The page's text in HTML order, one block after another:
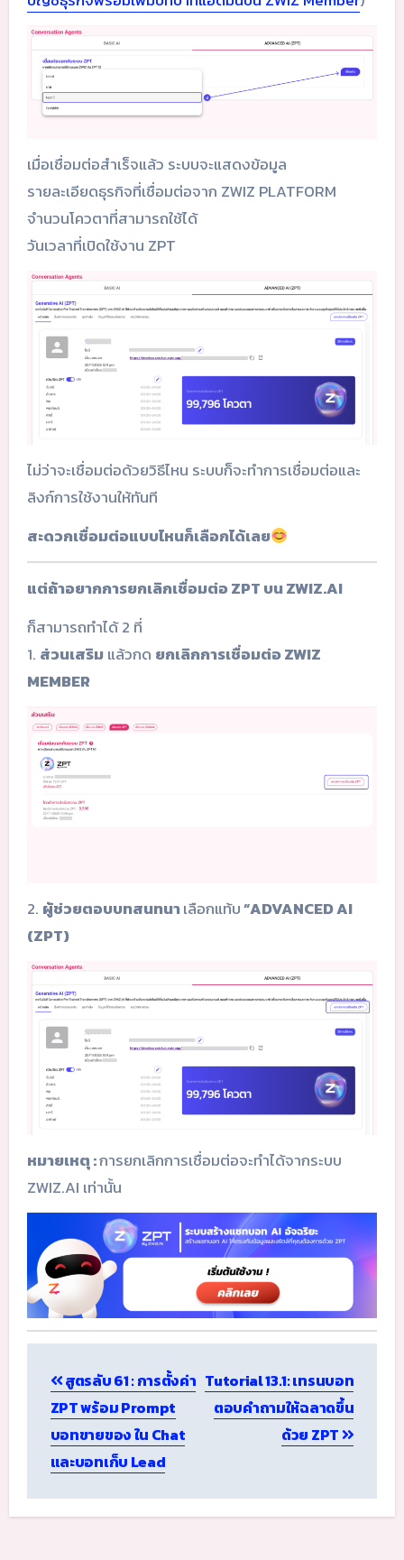
เมื่อเชื่อมต่อสำเร็จแล้ว ระบบจะแสดงข้อมูล
รายละเอียดธุรกิจที่เชื่อมต่อจาก ZWIZ PLATFORM
จำนวนโควตาที่สามารถใช้ได้
วันเวลาที่เปิดใช้งาน ZPT
ไม่ว่าจะเชื่อมต่อด้วยวิธีไหน ระบบก็จะทำการเชื่อมต่อและ
ลิงก์การใช้งานให้ทันที
สะดวกเชื่อมต่อแบบไหนก็เลือกได้เลย
แต่ถ้าอยากการยกเลิกเชื่อมต่อ ZPT บน ZWIZ.AI
ก็สามารถทำได้ 2 ที่
1. ส่วนเสริมแล้วกด ยกเลิกการเชื่อมต่อ ZWIZ
MEMBER
2. ผู้ช่วยตอบบทสนทนาเลือกแท้บ“ADVANCED AI
(ZPT)
หมายเหตุ :การยกเลิกการเชื่อมต่อจะทำได้จากระบบ
ZWIZ.AI เท่านั้น
navigation
สูตรลับ 61 : การตั้งค่า
ZPT พร้อม Prompt
บอทขายของ ใน Chat
และบอทเก็บ Lead
Tutorial 13.1: เทรนบอท
ตอบคำถามให้ฉลาดขึ้น
ด้วย ZPT